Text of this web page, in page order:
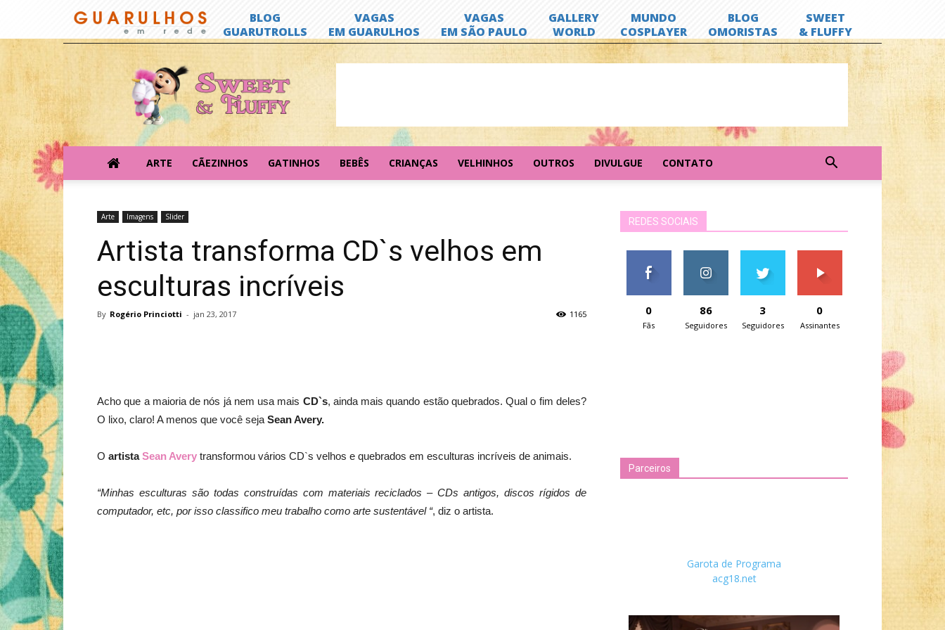
Sweet
&
Fluffy
ARTE CÃEZINHOS GATINHOS BEBÊS CRIANÇAS VELHINHOS OUTROS DIVULGUE CONTATO
Arte Imagens Slider
Artista transforma CD`s velhos em
esculturas incríveis
By Rogério Princiotti - jan 23, 2017 1165
Acho que a maioria de nós já nem usa mais CD`s, ainda mais quando estão quebrados. Qual o fim deles?
O lixo, claro! A menos que você seja Sean Avery.
O artista Sean Avery transformou vários CD`s velhos e quebrados em esculturas incríveis de animais.
“Minhas esculturas são todas construídas com materiais reciclados – CDs antigos, discos rígidos de
computador, etc, por isso classifico meu trabalho como arte sustentável “, diz o artista.
REDES SOCIAIS
0
Fãs
86
Seguidores
3
Seguidores
0
Assinantes
Parceiros
Garota de Programa
acg18.net